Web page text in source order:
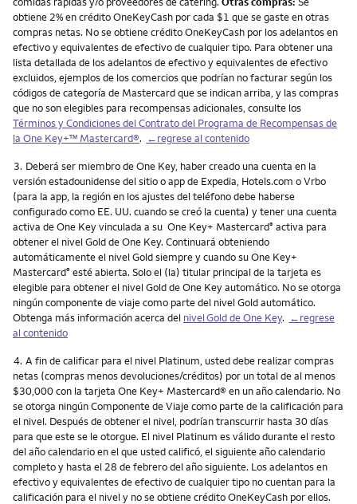
obtiene 2% en crédito OneKeyCash por cada $1 que se gaste en otras
compras netas. No se obtiene crédito OneKeyCash por los adelantos en
efectivo y equivalentes de efectivo de cualquier tipo. Para obtener una
lista detallada de los adelantos de efectivo y equivalentes de efectivo
excluidos, ejemplos de los comercios que podrían no facturar según los
códigos de categoría de Mastercard que se indican arriba, y las compras
que no son elegibles para recompensas adicionales, consulte los
Términos y Condiciones del Contrato del Programa de Recompensas de
la One Key+™ Mastercard®. ←regrese al contenido
Nota
3. Deberá ser miembro de One Key, haber creado una cuenta en la
versión estadounidense del sitio o app de Expedia, Hotels.com o Vrbo
(para la app, la región en los ajustes del teléfono debe haberse
configurado como EE. UU. cuando se creó la cuenta) y tener una cuenta
activa de One Key vinculada a su One Key+ Mastercard® activa para
obtener el nivel Gold de One Key. Continuará obteniendo
automáticamente el nivel Gold siempre y cuando su One Key+
Mastercard® esté abierta. Solo el (la) titular principal de la tarjeta es
elegible para obtener el nivel Gold de One Key automático. No se otorga
ningún componente de viaje como parte del nivel Gold automático.
Obtenga más información acerca del nivel Gold de One Key. ←regrese
al contenido
Nota
4. A fin de calificar para el nivel Platinum, usted debe realizar compras
netas (compras menos devoluciones/créditos) por un total de al menos
$30,000 con la tarjeta One Key+ Mastercard® en un año calendario. No
se otorga ningún Componente de Viaje como parte de la calificación para
el nivel. Después de obtener el nivel, podrían transcurrir hasta 30 días
para que este se le otorgue. El nivel Platinum es válido durante el resto
del año calendario en el que usted calificó, el siguiente año calendario
completo y hasta el 28 de febrero del año siguiente. Los adelantos en
efectivo y equivalentes de efectivo de cualquier tipo no cuentan para la
calificación para el nivel y no se obtiene crédito OneKeyCash por ellos.